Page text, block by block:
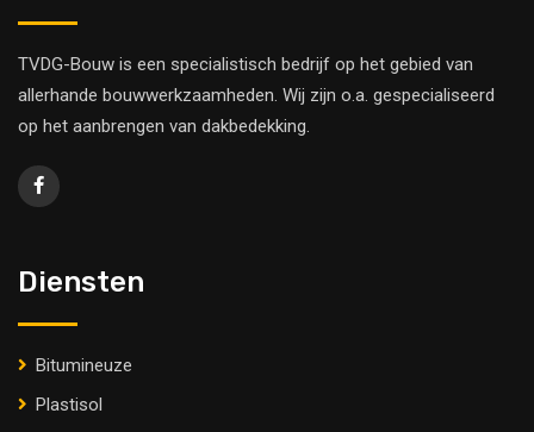
TVDG-Bouw is een specialistisch bedrijf op het gebied van
allerhande bouwwerkzaamheden. Wij zijn o.a. gespecialiseerd
op het aanbrengen van dakbedekking.
Diensten
Bitumineuze
Plastisol